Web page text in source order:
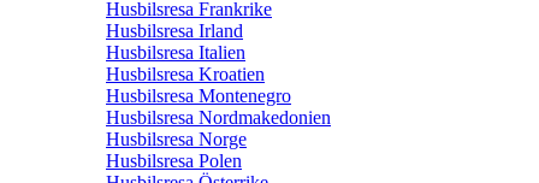
Husbilsresa Frankrike
Husbilsresa Irland
Husbilsresa Italien
Husbilsresa Kroatien
Husbilsresa Montenegro
Husbilsresa Nordmakedonien
Husbilsresa Norge
Husbilsresa Polen